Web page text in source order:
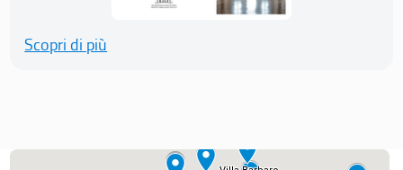
Scopri di più